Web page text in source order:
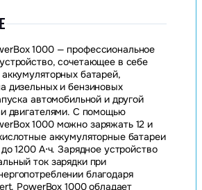
1000 — профессиональное
сочетающее в себе
батарей,
дизельных и бензиновых
автомобильной и другой
двигателями. С помощью
1000 можно заряжать 12 и
аккумуляторные батареи
1200 А⋅ч. Зарядное устройство
ток зарядки при
благодаря
PowerBox 1000 обладает